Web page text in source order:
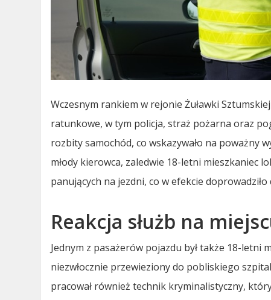
Wczesnym rankiem w rejonie Żuławki
ratunkowe, w tym policja, straż pożarna oraz
rozbity samochód, co wskazywało na poważny
młody kierowca, zaledwie 18-letni mieszkaniec
panujących na jezdni, co w efekcie
Reakcja służb na
Jednym z pasażerów pojazdu był także 18-letni
niezwłocznie przewieziony do pobliskiego
pracował również technik kryminalistyczny,